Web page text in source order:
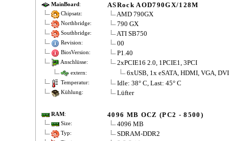
MainBoard: ASRock AOD790GX/128M
Chipsatz: AMD 790GX
Northbridge: 790 GX
Southbridge: ATI SB750
Revision: 00
BiosVersion: P1.40
Anschlüsse: 2xPCIE16 2.0, 1PCIE1, 3PCI
extern: 6xUSB, 1x eSATA, HDMI, VGA,
Temperatur: Idle: 38° C, Last: 45° C
Kühlung: Lüfter
RAM: 4096 MB OCZ (PC2 - 8500)
Size: 4096 MB
Typ: SDRAM-DDR2